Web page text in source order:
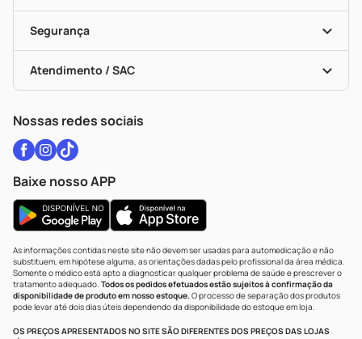
Cupons E Ofertas
Black Friday
Alomed
Formas De Pagamento
Troca E Devolução
Bulas De A A Z
Políticas De Marketplace
Vacinas
Serviços Farmacêuticos
Testes Rápidos
Autoteste Covid-19
Vacinas
Segurança
Certificado De Segurança
Portal Da Privacidade
Atendimento / SAC
WhatsApp (47) 9202-1687
Nossas redes sociais
Baixe nosso APP
As informações contidas neste site não devem ser usadas para automedicação e não
substituem, em hipótese alguma, as orientações dadas pelo profissional da área médica.
Somente o médico está apto a diagnosticar qualquer problema de saúde e prescrever o
tratamento adequado. Todos os pedidos efetuados estão sujeitos à confirmação da
disponibilidade de produto em nosso estoque.O processo de separação dos produtos
pode levar até dois dias úteis dependendo da disponibilidade do estoque em loja.
OS PREÇOS APRESENTADOS NO SITE SÃO DIFERENTES DOS PREÇOS DAS LOJAS